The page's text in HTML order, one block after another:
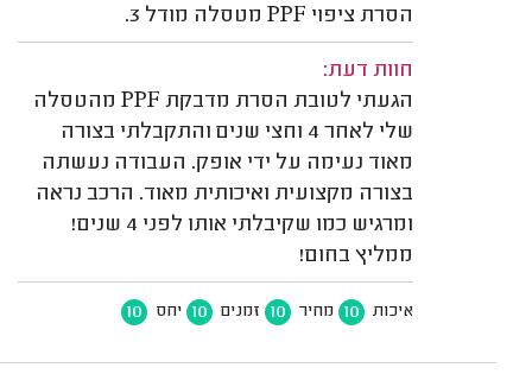
הסרת ציפוי PPF מטסלה מודל 3.
חוות דעת:
הגעתי לטובת הסרת מדבקת PPF מהטסלה
שלי לאחר 4 וחצי שנים והתקבלתי בצורה
מאוד נעימה על ידי אופק. העבודה נעשתה
בצורה מקצועית ואיכותית מאוד. הרכב נראה
ומרגיש כמו שקיבלתי אותו לפני 4 שנים!
ממליץ בחום!
איכות 10 מחיר 10 זמנים 10 יחס 10